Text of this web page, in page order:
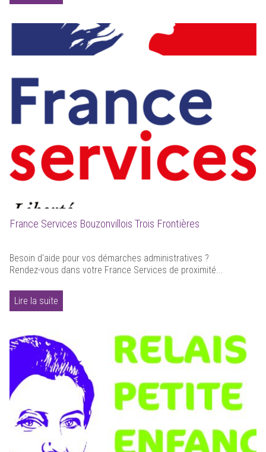
France Services Bouzonvillois Trois Frontières
Besoin d'aide pour vos démarches administratives ?
Rendez-vous dans votre France Services de proximité...
Lire la suite